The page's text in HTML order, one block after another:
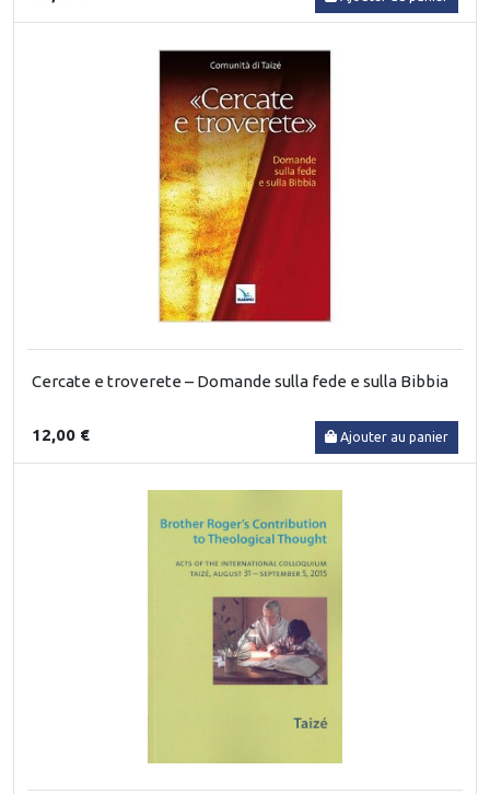
Cercate e troverete – Domande sulla fede e sulla Bibbia
12,00 € Ajouter au panier